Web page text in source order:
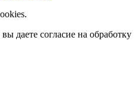
даете согласие на обработку